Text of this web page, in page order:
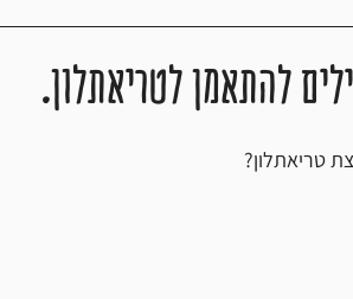
להתאמן לטריאתלון.